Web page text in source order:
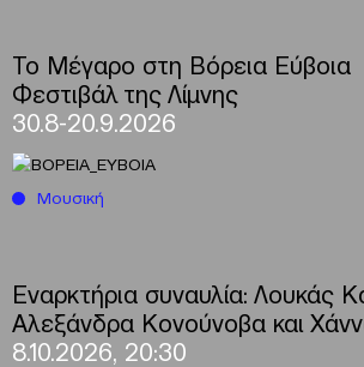
Το Μέγαρο στη Βόρεια Εύβοια
Φεστιβάλ της Λίμνης
30.8-20.9.2026
Μουσική
Εναρκτήρια συναυλία: Λουκάς
Αλεξάνδρα Κονούνοβα και
8.10.2026, 20:30